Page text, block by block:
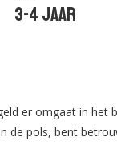
3-4 jaar
er omgaat in het
de pols, bent